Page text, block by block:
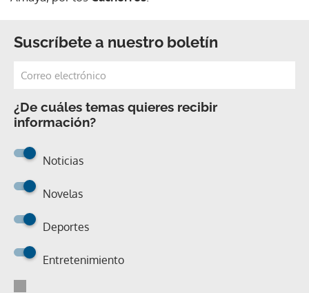
Suscríbete a nuestro boletín
¿De cuáles temas quieres recibir
información?
Noticias
Novelas
Deportes
Entretenimiento